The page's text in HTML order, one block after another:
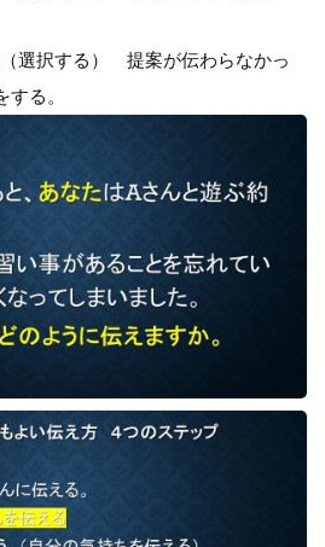
選択する） 提案が伝わらなかっ
る。